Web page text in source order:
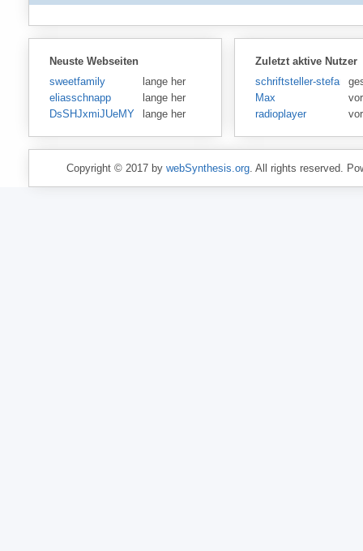
Neuste Webseiten
sweetfamily
lange her
eliasschnapp
lange her
DsSHJxmiJUeMY
lange her
Zuletzt aktive Nutzer
schriftsteller-stefansen
Max
radioplayer
Copyright © 2017 by webSynthesis.org. All rights reserved.